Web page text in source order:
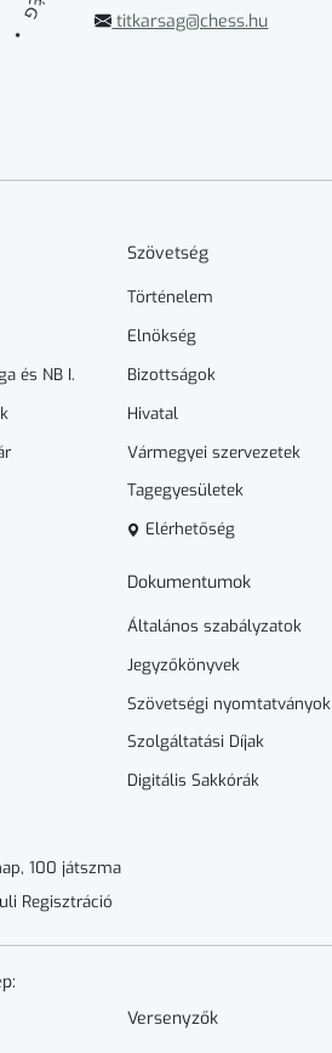
titkarsag@chess.hu
és NB I.
Szövetség
Történelem
Elnökség
Bizottságok
Hivatal
Vármegyei szervezetek
Tagegyesületek
Elérhetőség
Dokumen­­tumok
Általános szabályzatok
Jegyzőkönyvek
Szövetségi nyomtatványok
Szolgáltatási Díjak
Digitális Sakkórák
100 játszma
Regisztráció
Versenyzők